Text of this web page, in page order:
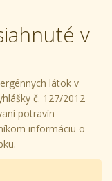
v
látok v
č. 127/2012
potravín
informáciu o